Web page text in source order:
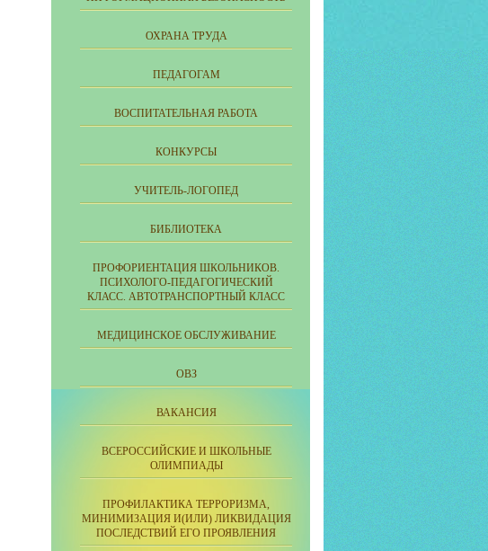
ОХРАНА ТРУДА
ПЕДАГОГАМ
ВОСПИТАТЕЛЬНАЯ РАБОТА
КОНКУРСЫ
УЧИТЕЛЬ-ЛОГОПЕД
БИБЛИОТЕКА
ПРОФОРИЕНТАЦИЯ ШКОЛЬНИКОВ.
ПСИХОЛОГО-ПЕДАГОГИЧЕСКИЙ
КЛАСС. АВТОТРАНСПОРТНЫЙ КЛАСС
МЕДИЦИНСКОЕ ОБСЛУЖИВАНИЕ
ОВЗ
ВАКАНСИЯ
ВСЕРОССИЙСКИЕ И ШКОЛЬНЫЕ
ОЛИМПИАДЫ
ПРОФИЛАКТИКА ТЕРРОРИЗМА,
МИНИМИЗАЦИЯ И(ИЛИ) ЛИКВИДАЦИЯ
ПОСЛЕДСТВИЙ ЕГО ПРОЯВЛЕНИЯ